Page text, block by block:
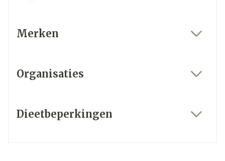
Merken
Organisaties
Dieetbeperkingen